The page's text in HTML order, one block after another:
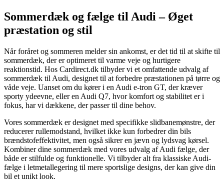
Sommerdæk og fælge til Audi – Øget
præstation og stil
Når foråret og sommeren melder sin ankomst, er det tid til at skifte til
sommerdæk, der er optimeret til varme veje og hurtigere
reaktionstid. Hos Cardirect.dk tilbyder vi et omfattende udvalg af
sommerdæk til Audi, designet til at forbedre præstationen på tørre og
våde veje. Uanset om du kører i en Audi e-tron GT, der kræver
sporty ydeevne, eller en Audi Q7, hvor komfort og stabilitet er i
fokus, har vi dækkene, der passer til dine behov.
Vores sommerdæk er designet med specifikke slidbanemønstre, der
reducerer rullemodstand, hvilket ikke kun forbedrer din bils
brændstofeffektivitet, men også sikrer en jævn og lydsvag kørsel.
Kombiner dine sommerdæk med vores udvalg af Audi fælge, der
både er stilfulde og funktionelle. Vi tilbyder alt fra klassiske Audi-
fælge i letmetallegering til mere sportslige designs, der kan give din
bil et unikt look.